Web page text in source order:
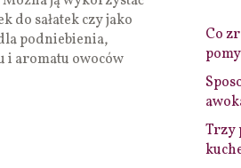
do sałatek czy jako
podniebienia,
i aromatu owoców
Co
Trzy